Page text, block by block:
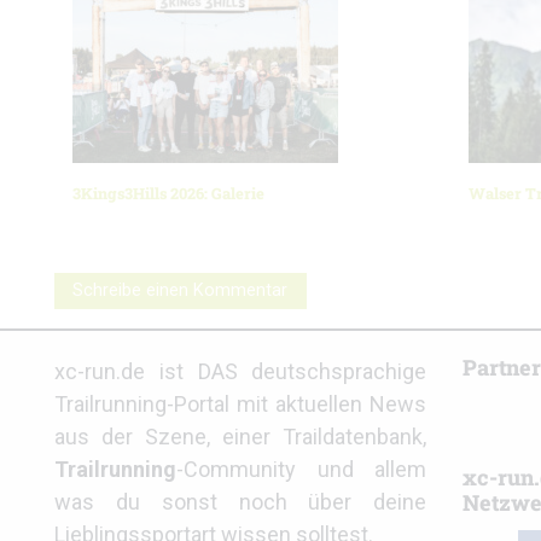
3Kings3Hills 2026: Galerie Walser
Schreibe einen Kommentar
xc-run.de ist DAS deutschsprachige
Trailrunning-Portal mit aktuellen News
aus der Szene, einer Traildatenbank,
Trailrunning-Community und allem
was du sonst noch über deine
Lieblingssportart wissen solltest.
Partner
xc-